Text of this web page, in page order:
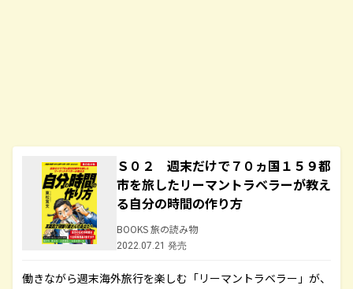
Ｓ０２ 週末だけで７０ヵ国１５９都
市を旅したリーマントラベラーが教え
る自分の時間の作り方
BOOKS 旅の読み物
2022.07.21 発売
働きながら週末海外旅行を楽しむ「リーマントラベラー」が、